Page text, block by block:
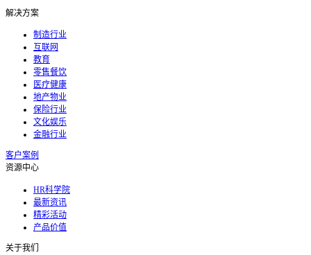
解决方案
制造行业
互联网
教育
零售餐饮
医疗健康
地产物业
保险行业
文化娱乐
金融行业
客户案例
资源中心
HR科学院
最新资讯
精彩活动
产品价值
关于我们